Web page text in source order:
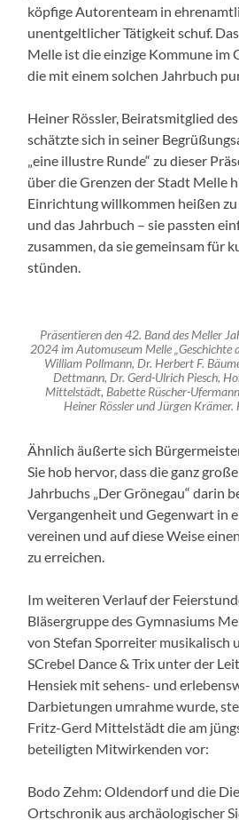
köpfige Autorenteam in
unentgeltlicher Tätigkeit schuf.
Melle ist die einzige Kommune im
die mit einem solchen Jahrbuch
Heiner Rössler, Beiratsmitglied
schätzte sich in seiner
„eine illustre Runde“ zu dieser
über die Grenzen der Stadt Melle
Einrichtung willkommen heißen
und das Jahrbuch – sie passten
zusammen, da sie gemeinsam für
stünden.
Präsentieren den 42. Band des Meller
2024 im Automuseum Melle „Geschichte
William Pollmann, Dr. Herbert F.
Dettmann, Dr. Gerd-Ulrich Piesch,
Mittelstädt, Babette Rüscher-
Heiner Rössler und Jürgen
Ähnlich äußerte sich
Sie hob hervor, dass die ganz
Jahrbuchs „Der Grönegau“ darin
Vergangenheit und Gegenwart in
vereinen und auf diese Weise
zu erreichen.
Im weiteren Verlauf der
Bläsergruppe des Gymnasiums
von Stefan Sporreiter musikalisch
SCrebel Dance & Trix unter der
Hensiek mit sehens- und
Darbietungen umrahme wurde,
Fritz-Gerd Mittelstädt die am
beteiligten Mitwirkenden vor:
Bodo Zehm: Oldendorf und die
Ortschronik aus archäologischer